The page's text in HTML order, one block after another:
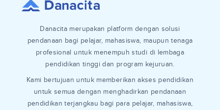
Danacita merupakan platform dengan solusi
pendanaan bagi pelajar, mahasiswa, maupun tenaga
profesional untuk menempuh studi di lembaga
pendidikan tinggi dan program kejuruan.
Kami bertujuan untuk memberikan akses pendidikan
untuk semua dengan menghadirkan pendanaan
pendidikan terjangkau bagi para pelajar, mahasiswa,